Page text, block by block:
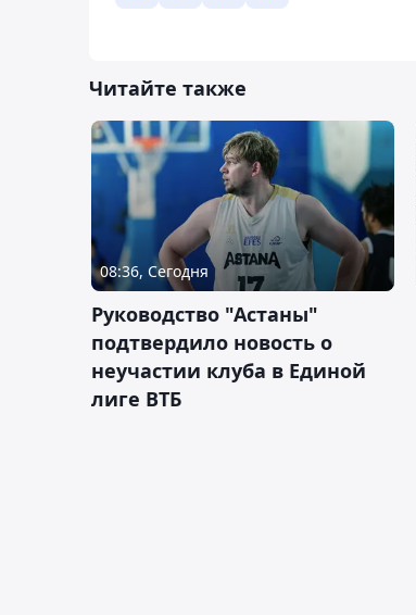
Читайте также
08:36, Сегодня
Руководство "Астаны"
подтвердило новость о
неучастии клуба в Единой
лиге ВТБ